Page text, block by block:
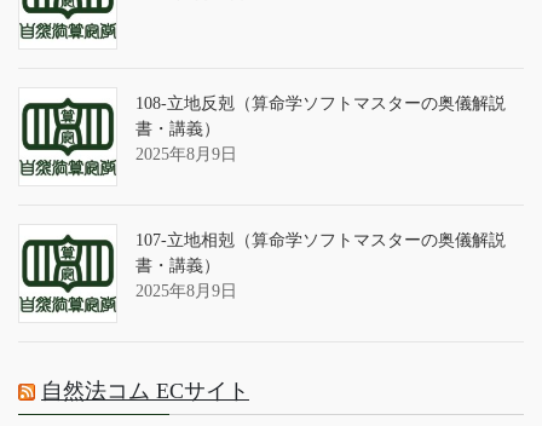
108-立地反剋（算命学ソフトマスターの奥儀解説
書・講義）
2025年8月9日
107-立地相剋（算命学ソフトマスターの奥儀解説
書・講義）
2025年8月9日
自然法コム ECサイト